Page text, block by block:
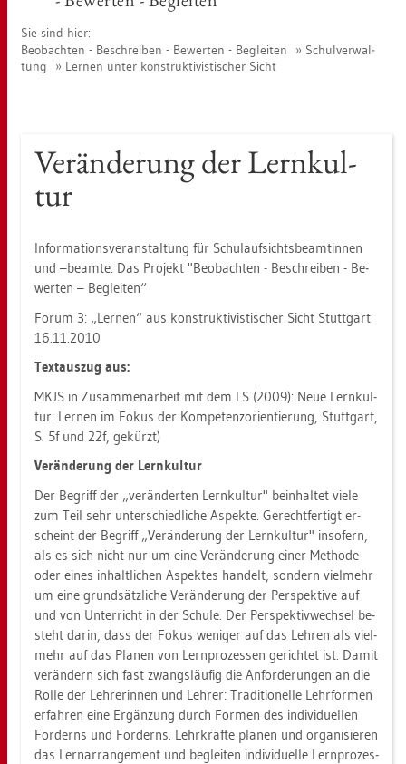
Sie sind hier:
Be­ob­ach­ten - Be­schrei­ben - Be­wer­ten - Be­glei­ten
Schul­ver­wal­
tung
Ler­nen unter kon­struk­ti­vis­ti­scher Sicht
Ver­än­de­rung der Lern­kul­
tur
In­for­ma­ti­ons­ver­an­stal­tung für Schul­auf­sichts­be­am­tin­nen
und –be­am­te: Das Pro­jekt "Be­ob­ach­ten - Be­schrei­ben - Be­
wer­ten – Be­glei­ten“
Forum 3: „Ler­nen“ aus kon­struk­ti­vis­ti­scher Sicht Stutt­gart
16.11.2010
Text­aus­zug aus:
MKJS in Zu­sam­men­ar­beit mit dem LS (2009): Neue Lern­kul­
tur: Ler­nen im Fokus der Kom­pe­tenz­ori­en­tie­rung, Stutt­gart,
S. 5f und 22f, ge­kürzt)
Ver­än­de­rung der Lern­kul­tur
Der Be­griff der „ver­än­der­ten Lern­kul­tur" be­inhal­tet viele
zum Teil sehr un­ter­schied­li­che As­pek­te. Ge­recht­fer­tigt er­
scheint der Be­griff „Ver­än­de­rung der Lern­kul­tur" in­so­fern,
als es sich nicht nur um eine Ver­än­de­rung einer Me­tho­de
oder eines in­halt­li­chen As­pek­tes han­delt, son­dern viel­mehr
um eine grund­sätz­li­che Ver­än­de­rung der Per­spek­ti­ve auf
und von Un­ter­richt in der Schu­le. Der Per­spek­tiv­wech­sel be­
steht darin, dass der Fokus we­ni­ger auf das Leh­ren als viel­
mehr auf das Pla­nen von Lern­pro­zes­sen ge­rich­tet ist. Damit
ver­än­dern sich fast zwangs­läu­fig die An­for­de­run­gen an die
Rolle der Leh­re­rin­nen und Leh­rer: Tra­di­tio­nel­le Lehr­for­men
er­fah­ren eine Er­gän­zung durch For­men des in­di­vi­du­el­len
For­derns und För­derns. Lehr­kräf­te pla­nen und or­ga­ni­sie­ren
das Ler­nar­ran­ge­ment und be­glei­ten in­di­vi­du­el­le Lern­pro­zes­